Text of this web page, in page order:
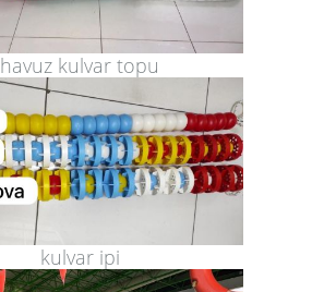
havuz kulvar topu
kulvar ipi